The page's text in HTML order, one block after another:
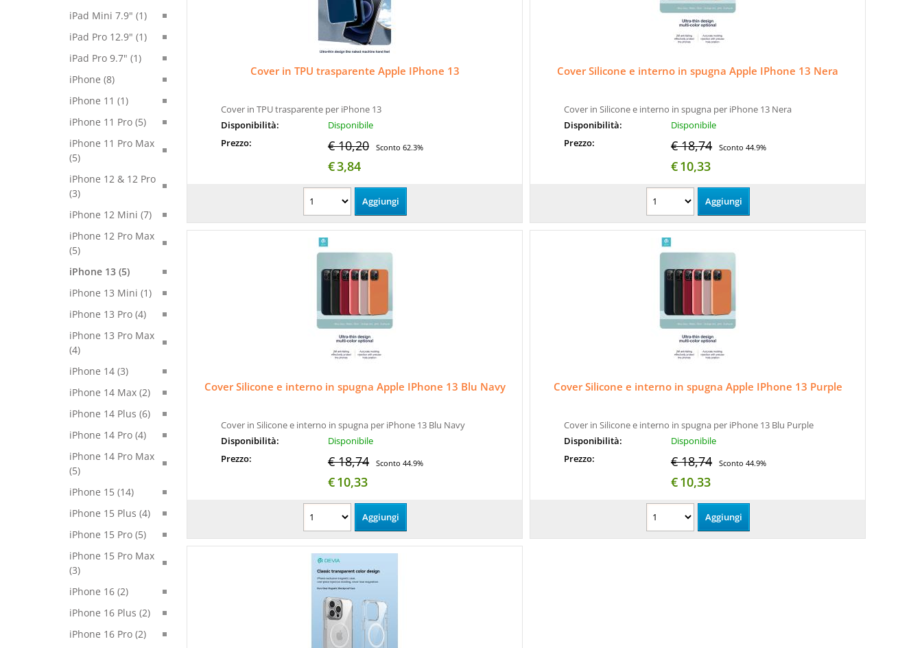
iPad Mini 7.9" (1)
iPad Pro 12.9" (1)
iPad Pro 9.7" (1)
iPhone (8)
iPhone 11 (1)
iPhone 11 Pro (5)
iPhone 11 Pro Max
(5)
iPhone 12 & 12 Pro
(3)
iPhone 12 Mini (7)
iPhone 12 Pro Max
(5)
iPhone 13 (5)
iPhone 13 Mini (1)
iPhone 13 Pro (4)
iPhone 13 Pro Max
(4)
iPhone 14 (3)
iPhone 14 Max (2)
iPhone 14 Plus (6)
iPhone 14 Pro (4)
iPhone 14 Pro Max
(5)
iPhone 15 (14)
iPhone 15 Plus (4)
iPhone 15 Pro (5)
iPhone 15 Pro Max
(3)
iPhone 16 (2)
iPhone 16 Plus (2)
iPhone 16 Pro (2)
Cover in TPU trasparente Apple IPhone 13
Cover in TPU trasparente per iPhone 13
Disponibilità:
Disponibile
Prezzo:
€ 10,20 Sconto 62.3%
€3,84
Cover Silicone e interno in spugna Apple IPhone 13 Nera
Cover in Silicone e interno in spugna per iPhone 13 Nera
Disponibilità:
Disponibile
Prezzo:
€ 18,74 Sconto 44.9%
€10,33
Cover Silicone e interno in spugna Apple IPhone 13 Blu Navy
Cover in Silicone e interno in spugna per iPhone 13 Blu Navy
Disponibilità:
Disponibile
Prezzo:
€ 18,74 Sconto 44.9%
€10,33
Cover Silicone e interno in spugna Apple IPhone 13 Purple
Cover in Silicone e interno in spugna per iPhone 13 Blu Purple
Disponibilità:
Disponibile
Prezzo:
€ 18,74 Sconto 44.9%
€10,33